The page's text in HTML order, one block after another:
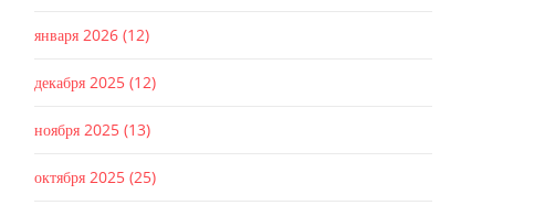
января 2026 (12)
декабря 2025 (12)
ноября 2025 (13)
октября 2025 (25)